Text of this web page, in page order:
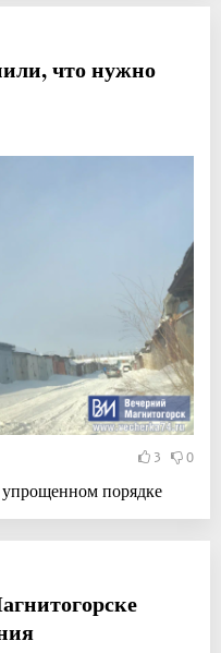
что нужно
3 0
упрощенном порядке